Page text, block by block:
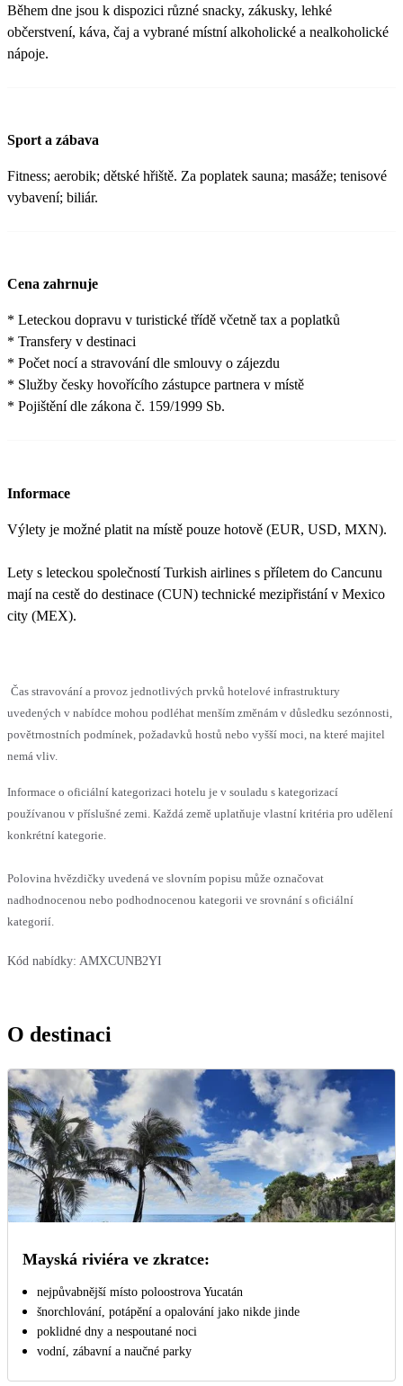
Během dne jsou k dispozici různé snacky, zákusky, lehké
občerstvení, káva, čaj a vybrané místní alkoholické a nealkoholické
nápoje.
Sport a zábava
Fitness; aerobik; dětské hřiště. Za poplatek sauna; masáže; tenisové
vybavení; biliár.
Cena zahrnuje
* Leteckou dopravu v turistické třídě včetně tax a poplatků
* Transfery v destinaci
* Počet nocí a stravování dle smlouvy o zájezdu
* Služby česky hovořícího zástupce partnera v místě
* Pojištění dle zákona č. 159/1999 Sb.
Informace
Výlety je možné platit na místě pouze hotově (EUR, USD, MXN).
Lety s leteckou společností Turkish airlines s příletem do Cancunu
mají na cestě do destinace (CUN) technické mezipřistání v Mexico
city (MEX).
Čas stravování a provoz jednotlivých prvků hotelové infrastruktury
uvedených v nabídce mohou podléhat menším změnám v důsledku sezónnosti,
povětrnostních podmínek, požadavků hostů nebo vyšší moci, na které majitel
nemá vliv.
Informace o oficiální kategorizaci hotelu je v souladu s kategorizací
používanou v příslušné zemi. Každá země uplatňuje vlastní kritéria pro udělení
konkrétní kategorie.
Polovina hvězdičky uvedená ve slovním popisu může označovat
nadhodnocenou nebo podhodnocenou kategorii ve srovnání s oficiální
kategorií.
Kód nabídky: AMXCUNB2YI
O destinaci
Mayská riviéra ve zkratce:
nejpůvabnější místo poloostrova Yucatán
šnorchlování, potápění a opalování jako nikde jinde
poklidné dny a nespoutané noci
vodní, zábavní a naučné parky